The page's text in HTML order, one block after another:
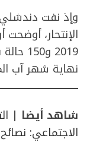
وإذ نفت
نهاية شهر آب
شاهد أيضا |
الاجتماعي: